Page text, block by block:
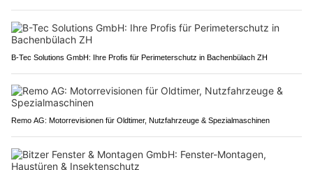
B-Tec Solutions GmbH: Ihre Profis für Perimeterschutz in Bachenbülach ZH
Remo AG: Motorrevisionen für Oldtimer, Nutzfahrzeuge & Spezialmaschinen